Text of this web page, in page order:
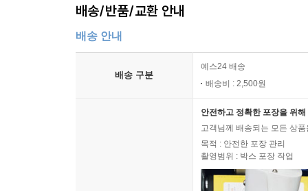
배송/반품/교환 안내
배송 안내
배송 구분
예스24 배송
배송비 : 2,500원
안전하고 정확한 포장을 위
고객님께 배송되는 모든 상
목적 : 안전한 포장 관리
촬영범위 : 박스 포장 작업